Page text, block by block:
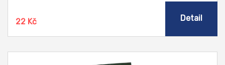
22 Kč Detail